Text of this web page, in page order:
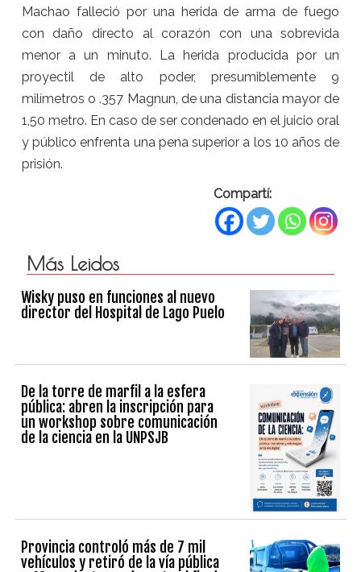
Machao falleció por una herida de arma de fuego
con daño directo al corazón con una sobrevida
menor a un minuto. La herida producida por un
proyectil de alto poder, presumiblemente 9
milímetros o .357 Magnun, de una distancia mayor de
1,50 metro. En caso de ser condenado en el juicio oral
y público enfrenta una pena superior a los 10 años de
prisión.
Compartí:
Más Leidos
Wisky puso en funciones al nuevo
director del Hospital de Lago Puelo
De la torre de marfil a la esfera
pública: abren la inscripción para
un workshop sobre comunicación
de la ciencia en la UNPSJB
Provincia controló más de 7 mil
vehículos y retiró de la vía pública